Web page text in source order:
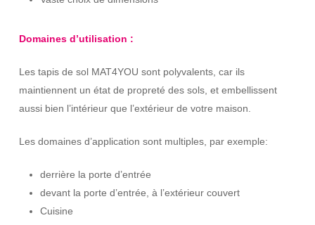
Domaines d’utilisation :
Les tapis de sol MAT4YOU sont polyvalents, car ils
maintiennent un état de propreté des sols, et embellissent
aussi bien l’intérieur que l’extérieur de votre maison.
Les domaines d’application sont multiples, par exemple:
derrière la porte d’entrée
devant la porte d’entrée, à l’extérieur couvert
Cuisine